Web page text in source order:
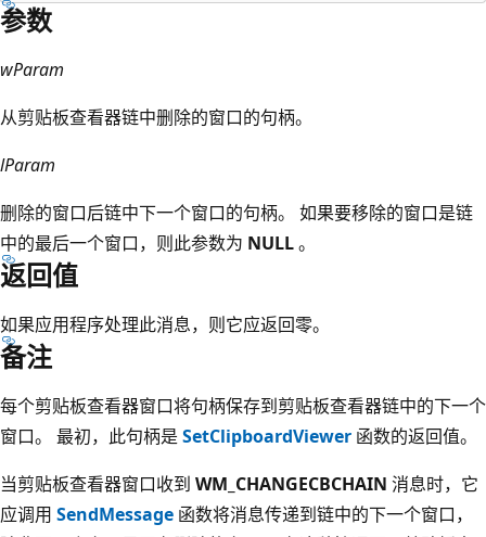
参数
wParam
从剪贴板查看器链中删除的窗口的句柄。
lParam
删除的窗口后链中下一个窗口的句柄。 如果要移除的窗口是链
中的最后一个窗口，则此参数为 NULL。
返回值
如果应用程序处理此消息，则它应返回零。
备注
每个剪贴板查看器窗口将句柄保存到剪贴板查看器链中的下一个
窗口。 最初，此句柄是 SetClipboardViewer 函数的返回值。
当剪贴板查看器窗口收到 WM_CHANGECBCHAIN 消息时，它
应调用 SendMessage 函数将消息传递到链中的下一个窗口，